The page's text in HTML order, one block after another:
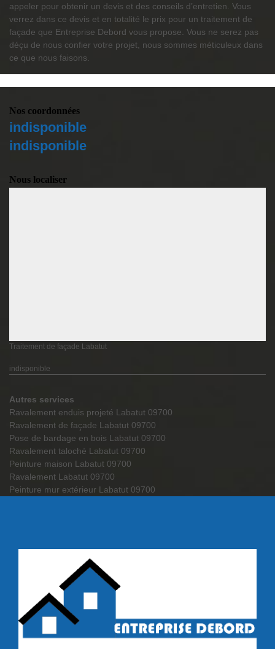
appeler pour obtenir un devis et des conseils d’entretien. Vous
verrez dans ce devis et en totalité le prix pour un traitement de
façade que Entreprise Debord vous propose. Vous ne serez pas
déçu de nous confier votre projet, nous sommes méticuleux dans
ce que nous faisons.
Nos coordonnées
indisponible
indisponible
Nous localiser
Traitement de façade Labatut
indisponible
Autres services
Ravalement enduis projeté Labatut 09700
Ravalement de façade Labatut 09700
Pose de bardage en bois Labatut 09700
Ravalement taloché Labatut 09700
Peinture maison Labatut 09700
Ravalement Labatut 09700
Peinture mur extérieur Labatut 09700